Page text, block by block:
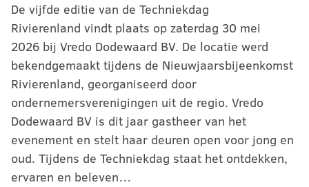
De vijfde editie van de Techniekdag
Rivierenland vindt plaats op zaterdag 30 mei
2026 bij Vredo Dodewaard BV. De locatie werd
bekendgemaakt tijdens de Nieuwjaarsbijeenkomst
Rivierenland, georganiseerd door
ondernemersverenigingen uit de regio. Vredo
Dodewaard BV is dit jaar gastheer van het
evenement en stelt haar deuren open voor jong en
oud. Tijdens de Techniekdag staat het ontdekken,
ervaren en beleven…